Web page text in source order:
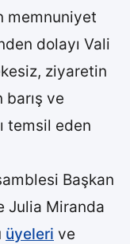
memnuniyet
dolayı Vali
ziyaretin
barış ve
temsil eden
Başkan
Julia Miranda
üyeleri ve